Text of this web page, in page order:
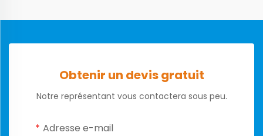
Obtenir un devis gratuit
Notre représentant vous contactera sous peu.
Adresse e-mail